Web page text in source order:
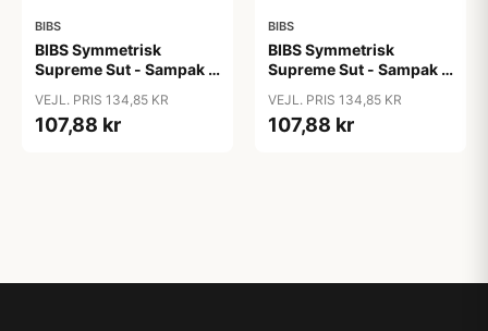
BIBS
BIBS Symmetrisk
Supreme Sut - Sampak -
Clear
VEJL. PRIS 134,85 KR
107,88 kr
BIBS
BIBS Symmetrisk
Supreme Sut - Sampak -
Earthy
VEJL. PRIS 134,85 KR
107,88 kr